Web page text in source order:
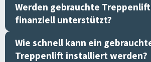
Werden gebrauchte
finanziell unterstützt?
Wie schnell kann ein
Treppenlift installiert werden?